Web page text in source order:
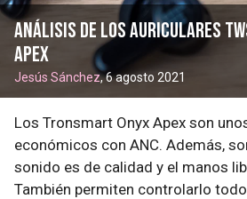
Análisis de los auriculares
Apex
Jesús Sánchez, 6 agosto 2021
Los Tronsmart Onyx Apex son
económicos con ANC. Además,
sonido es de calidad y el manos
También permiten controlarlo